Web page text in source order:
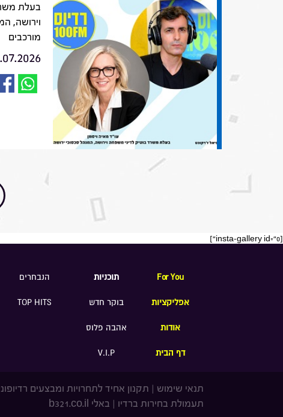
בעלת
וירושה,
מורכבים
[insta-gallery id="0"]
For You
אפליקציות
אודות
דף הבית
תוכניות
בוקר חדש
אהבה פלוס
V.I.P
הנבחרים
TOP HITS
תנאי שימוש | תקנון אחיד לתחרויות ומבצעים
תעמולת בחירות ברדיו | באלי b321.co.il